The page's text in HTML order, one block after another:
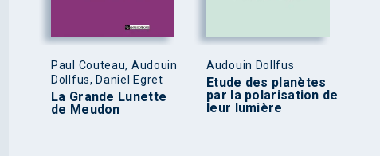
Paul Couteau, Audouin
Dollfus, Daniel Egret
La Grande Lunette
de Meudon
Audouin Dollfus
Etude des planètes
par la polarisation de
leur lumière